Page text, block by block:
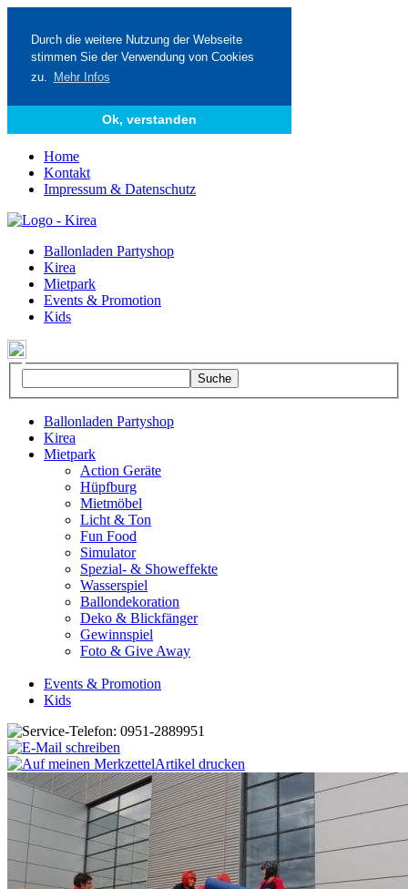
Durch die weitere Nutzung der Webseite
stimmen Sie der Verwendung von Cookies
zu.
Mehr Infos
Ok, verstanden
Home
Kontakt
Impressum & Datenschutz
Ballonladen Partyshop
Kirea
Mietpark
Events & Promotion
Kids
Ballonladen Partyshop
Kirea
Mietpark
Action Geräte
Hüpfburg
Mietmöbel
Licht & Ton
Fun Food
Simulator
Spezial- & Showeffekte
Wasserspiel
Ballondekoration
Deko & Blickfänger
Gewinnspiel
Foto & Give Away
Events & Promotion
Kids
Artikel drucken